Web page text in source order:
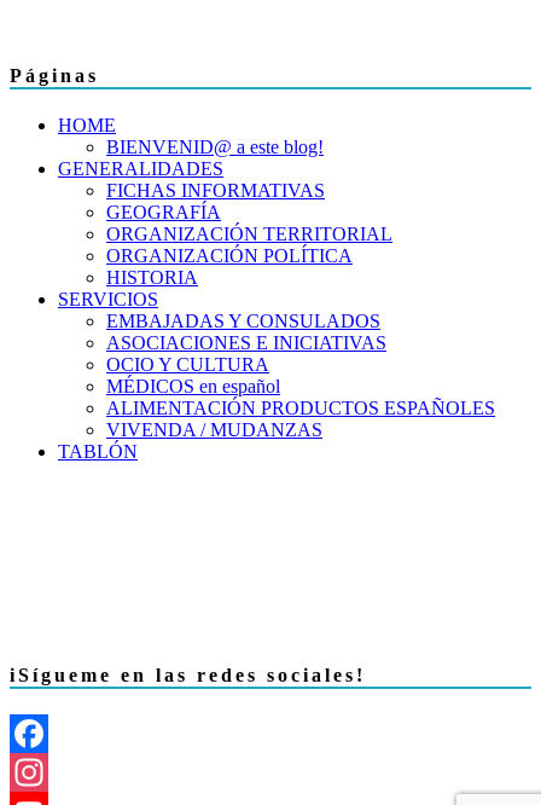
Páginas
HOME
BIENVENID@ a este blog!
GENERALIDADES
FICHAS INFORMATIVAS
GEOGRAFÍA
ORGANIZACIÓN TERRITORIAL
ORGANIZACIÓN POLÍTICA
HISTORIA
SERVICIOS
EMBAJADAS Y CONSULADOS
ASOCIACIONES E INICIATIVAS
OCIO Y CULTURA
MÉDICOS en español
ALIMENTACIÓN PRODUCTOS ESPAÑOLES
VIVENDA / MUDANZAS
TABLÓN
iSígueme en las redes sociales!
Facebook